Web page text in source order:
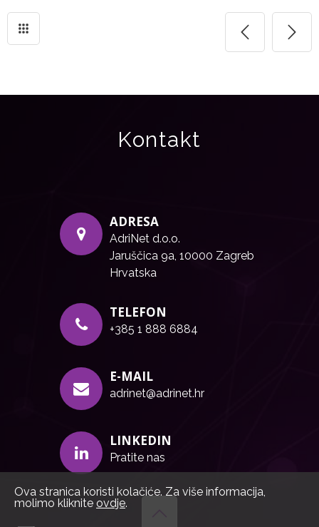
Kontakt
ADRESA
AdriNet d.o.o.
Jaruščica 9a, 10000 Zagreb
Hrvatska
TELEFON
+385 1 888 6884
E-MAIL
adrinet@adrinet.hr
LINKEDIN
Pratite nas
Ova stranica koristi kolačiće. Za više informacija,
molimo kliknite ovdje.